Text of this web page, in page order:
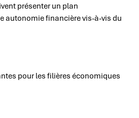
présenter un plan
autonomie financière vis-à-vis du
pour les filières économiques